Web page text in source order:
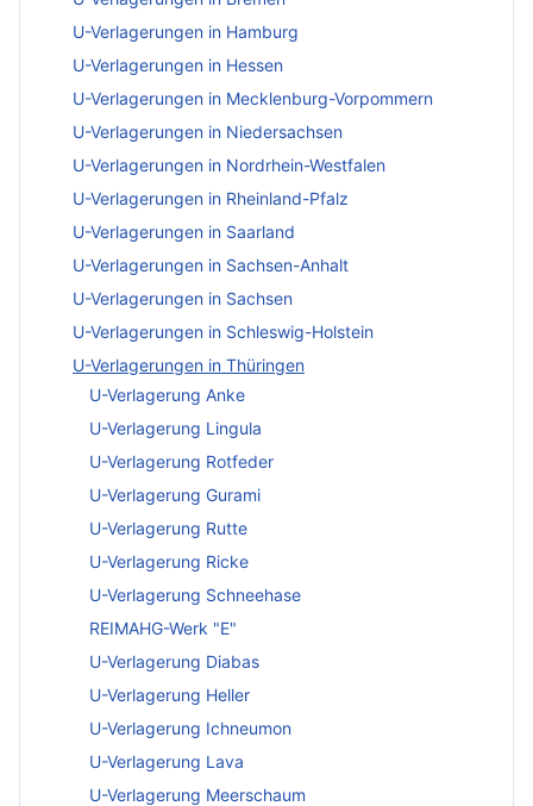
U-Verlagerungen in Hamburg
U-Verlagerungen in Hessen
U-Verlagerungen in Mecklenburg-Vorpommern
U-Verlagerungen in Niedersachsen
U-Verlagerungen in Nordrhein-Westfalen
U-Verlagerungen in Rheinland-Pfalz
U-Verlagerungen in Saarland
U-Verlagerungen in Sachsen-Anhalt
U-Verlagerungen in Sachsen
U-Verlagerungen in Schleswig-Holstein
U-Verlagerungen in Thüringen
U-Verlagerung Anke
U-Verlagerung Lingula
U-Verlagerung Rotfeder
U-Verlagerung Gurami
U-Verlagerung Rutte
U-Verlagerung Ricke
U-Verlagerung Schneehase
REIMAHG-Werk "E"
U-Verlagerung Diabas
U-Verlagerung Heller
U-Verlagerung Ichneumon
U-Verlagerung Lava
U-Verlagerung Meerschaum